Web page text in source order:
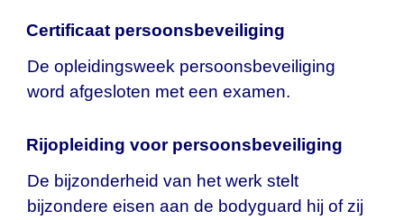
Certificaat persoonsbeveiliging
De opleidingsweek persoonsbeveiliging
word afgesloten met een examen.
Rijopleiding voor persoonsbeveiliging
De bijzonderheid van het werk stelt
bijzondere eisen aan de bodyguard hij of zij